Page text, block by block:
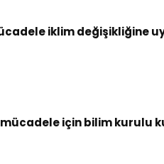
iklim değişikliğine
için bilim kurulu